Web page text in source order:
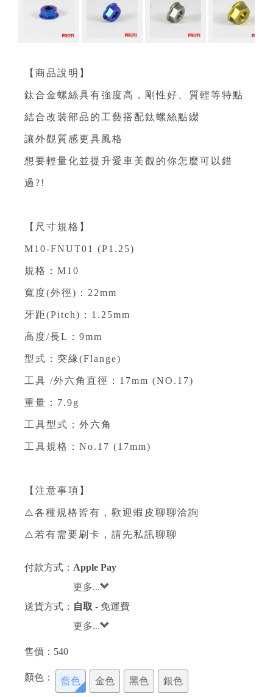
【商品說明】
鈦合金螺絲具有強度高，剛性好、質輕等特點
結合改裝部品的工藝搭配鈦螺絲點綴
讓外觀質感更具風格
想要輕量化並提升愛車美觀的你怎麼可以錯
過?!
【尺寸規格】
M10-FNUT01 (P1.25)
規格：M10
寬度(外徑)：22mm
牙距(Pitch)：1.25mm
高度/長L：9mm
型式：突緣(Flange)
工具 /外六角直徑：17mm (NO.17)
重量：7.9g
工具型式：外六角
工具規格：No.17 (17mm)
【注意事項】
⚠️各種規格皆有，歡迎蝦皮聊聊洽詢
⚠️若有需要刷卡，請先私訊聊聊
付款方式： Apple Pay
更多...
送貨方式： 自取 - 免運費
更多...
售價： 540
顏色： 藍色 金色 黑色 銀色